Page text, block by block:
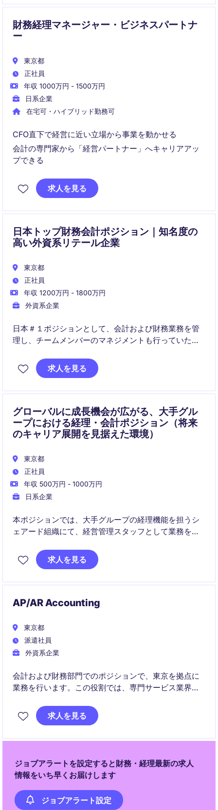
財務経理マネージャー・ビジネスパートナ
ー
東京都
正社員
年収 1000万円 - 1500万円
日系企業
在宅可・ハイブリッド勤務可
CFO直下で経営に近い立場から事業を動かせる
会計の専門家から「経営パートナー」へキャリアアッ
プできる
求人を見る
日本トップ財務会計ポジション｜知名度の
高い外資系リテール企業
東京都
正社員
年収 1200万円 - 1800万円
外資系企業
日本＃１ポジションとして、会計および財務業務を管
理し、チームメンバーのマネジメントも行っていただ
財務会計のご経験を活かしながら、高水準な給与形態
求人を見る
グローバルに成長機会が広がる、大手グル
ープにおける経理・会計ポジション（将来
のキャリア展開を見据えた環境）
東京都
正社員
年収 500万円 - 1000万円
日系企業
本ポジションでは、大手グループの経理機能を担うシ
ェアード組織にて、経営管理スタッフとして業務をご
雑化する会計・税務課題に対応しつつ、業務の高度
化・効率化にも関わっていただくことが期待されま
求人を見る
AP/AR Accounting
東京都
派遣社員
外資系企業
会計および財務部門でのポジションで、東京を拠点に
業務を行います。この役割では、専門サービス業界で
求人を見る
ジョブアラートを設定すると財務・経理最新の求人
情報をいち早くお届けします
ジョブアラート設定